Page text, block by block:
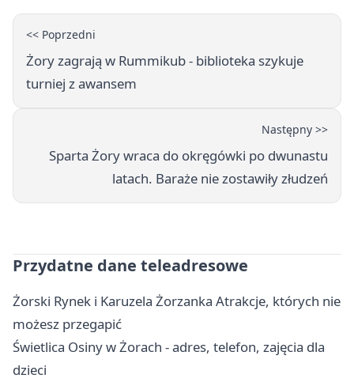
<< Poprzedni
Żory zagrają w Rummikub - biblioteka szykuje
turniej z awansem
Następny >>
Sparta Żory wraca do okręgówki po dwunastu
latach. Baraże nie zostawiły złudzeń
Przydatne dane teleadresowe
Żorski Rynek i Karuzela Żorzanka Atrakcje, których nie
możesz przegapić
Świetlica Osiny w Żorach - adres, telefon, zajęcia dla
dzieci